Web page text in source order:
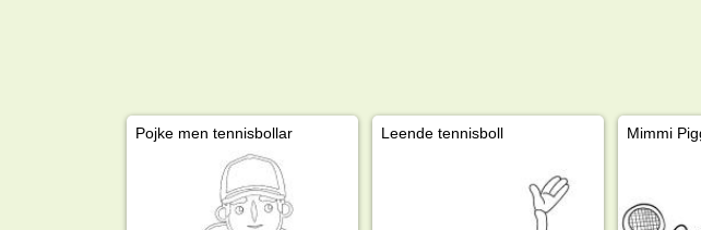
Pojke men tennisbollar Leende tennisboll